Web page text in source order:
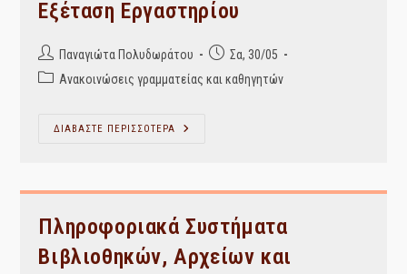
Εξέταση Εργαστηρίου
Post
author:
Παναγιώτα Πολυδωράτου
Post
published:
Σα, 30/05
PostΑνακοινώσεις γραμματείας και καθηγητών
ΔΙΑΒΑΣΤΕ ΠΕΡΙΣΣΟΤΕΡΑ
Υπηρεσίες
Πληροφοριακά Συστήματα
Βιβλιοθηκών, Αρχείων και